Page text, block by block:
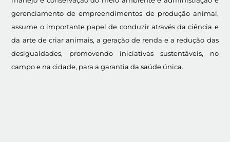
gerenciamento de empreendimentos de produção animal,
assume o importante papel de conduzir através da ciência e
da arte de criar animais, a geração de renda e a redução das
desigualdades, promovendo iniciativas sustentáveis, no
campo e na cidade, para a garantia da saúde única.